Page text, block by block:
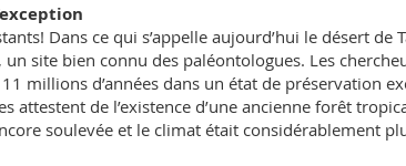
Dans ce qui s’appelle aujourd’hui le désert
site bien connu des paléontologues. Les
millions d’années dans un état de préservation
attestent de l’existence d’une ancienne forêt
soulevée et le climat était considérablement